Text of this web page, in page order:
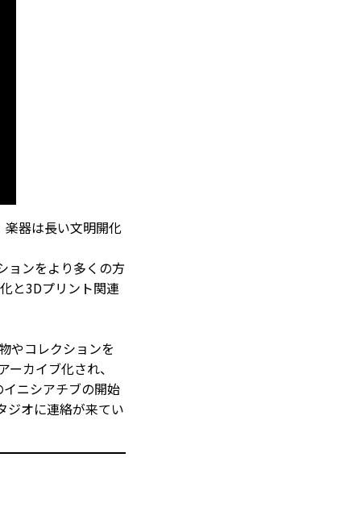
器は長い文明開化
ョンをより多くの方
と3Dプリント関連
やコレクションを
カイブ化され、
ニシアチブの開始
ジオに連絡が来てい